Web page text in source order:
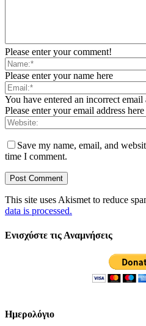
Please enter your comment!
Please enter your name here
You have entered an incorrect email
Please enter your email address here
Save my name, email, and
time I comment.
This site uses Akismet to reduce
data is processed.
Ενισχύστε τις Αναμνήσεις
Ημερολόγιο